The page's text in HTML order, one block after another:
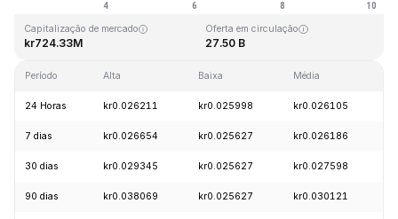
Capitalização de mercado
kr724.33M
Oferta em circulação
27.50 B
Período Alta Baixa Média
24 Horas kr0.026211 kr0.025998 kr0.026105
7 dias kr0.026654 kr0.025627 kr0.026186
30 dias kr0.029345 kr0.025627 kr0.027598
90 dias kr0.038069 kr0.025627 kr0.030121